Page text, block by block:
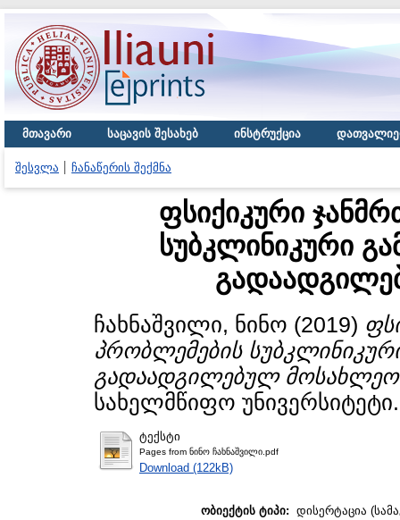
მთავარი საცავის შესახებ ინსტრუქცია
შესვლა ჩანაწერის შექმნა
ფსიქიკური
სუბკლინიკური
ჩახნაშვილი, ნინო (2019)
პრობლემების
გადაადგილებულ
სახელმწიფო უნივერსიტეტი.
ტექსტი
Pages from ნინო ჩახნაშვილი.pdf
Download (122kB)
ობიექტის ტიპი: დისერტაცია